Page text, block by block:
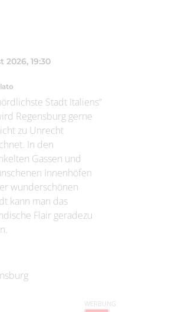
2026, 19:30
Stadt Italiens“
Regensburg gerne
zu Unrecht
In den
Gassen und
Innenhöfen
wunderschönen
kann man das
Flair geradezu
WERBUNG